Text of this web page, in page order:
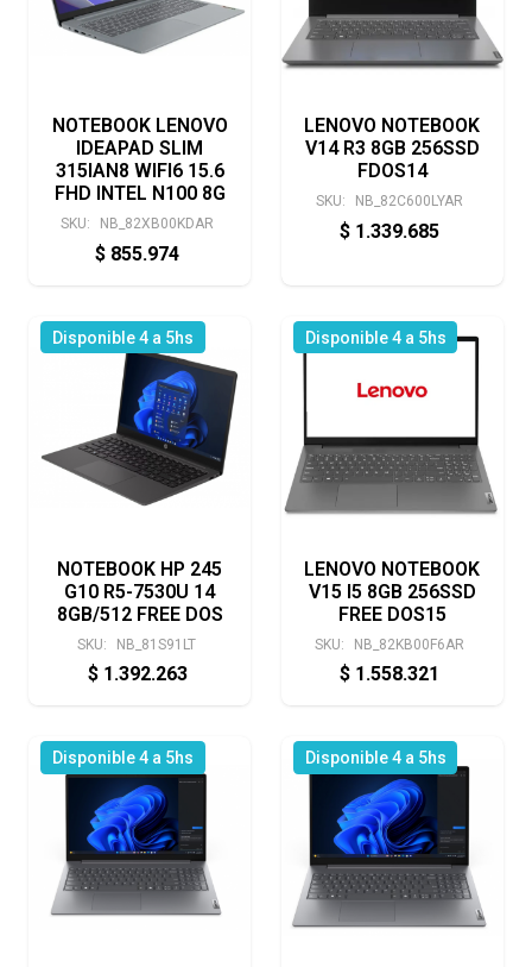
NOTEBOOK LENOVO
IDEAPAD SLIM
315IAN8 WIFI6 15.6
FHD INTEL N100 8G
SKU: NB_82XB00KDAR
$ 855.974
LENOVO NOTEBOOK
V14 R3 8GB 256SSD
FDOS14
SKU: NB_82C600LYAR
$ 1.339.685
Disponible 4 a 5hs
NOTEBOOK HP 245
G10 R5-7530U 14
8GB/512 FREE DOS
SKU: NB_81S91LT
$ 1.392.263
Disponible 4 a 5hs
LENOVO NOTEBOOK
V15 I5 8GB 256SSD
FREE DOS15
SKU: NB_82KB00F6AR
$ 1.558.321
Disponible 4 a 5hs Disponible 4 a 5hs